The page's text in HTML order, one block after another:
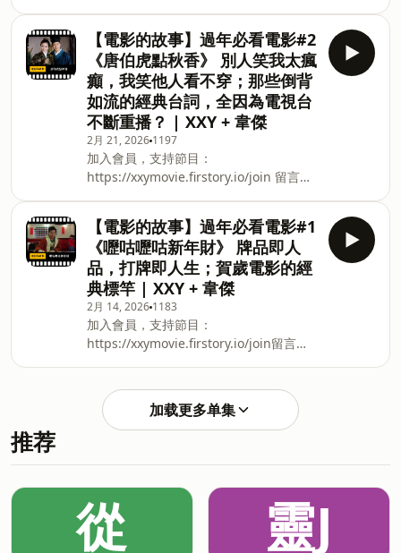
續；結果沒想到過完年之後，內克竟然也
很興奮傳LINE跟我說，《雙囍》好好看
啊！劈哩啪啦講了一堆。我就說，那乾脆
把這些腦袋裡的想法，留到我的節目上分
享，於是就有了這一集的內容。 由《孤
味》
過年必看電影#3 《九品芝麻官》 我只是
跟鄉民進來湊熱鬧的！怎麼就變迷因啦！
清朝的官場現形記，其實也是以古鑑今？
📣收看YouTube影像版本：
https://youtu.be/0FSZdIcL6PI 📣收聽
PODCAST聲音版本：
https://open.firstory.me/story/
歡迎來到【電影的故事】，一起聊聊那些
經典電影的幕前幕後故事。 由王晶導演，
周星馳、吳孟達、張敏、徐錦江等人主演
的《九品芝麻官》，正式名稱為《九品芝
麻官之白面包青天》，是以北宋著名的包
拯為基礎，描述清同治年間的包龍星原本
為地方小官，但為了洗刷一名女子的冤
獄，就算丟了官職也不惜一切代價翻案的
故事。事實上
【電影的故事】過年必看電影#2
《唐伯虎點秋香》 別人笑我太瘋
癲，我笑他人看不穿；那些倒背
如流的經典台詞，全因為電視台
不斷重播？ | XXY + 韋傑
2月 21, 2026 1197
加入會員，支持節目：
https://xxymovie.firstory.io/join 留言告
過年必看電影#2 《唐伯虎點秋香》 別人
笑我太瘋癲，我笑他人看不； 那些倒背如
流的經典台詞，全因為電視台不斷重播？
📣收看YouTube影像版本：
https://youtu.be/eWz1uk8Mb3Y 📣收聽
PODCAST聲音版本：
https://open.firstory.me/story/
歡迎來到【電影的故事】，一起聊聊那些
經典電影的幕前幕後故事。 若要說到周星
作品的導演是誰，可能就不是一般大眾那
麼熟悉。1993年上映的《唐伯虎點秋
【電影的故事】過年必看電影#1
《嚦咕嚦咕新年財》 牌品即人
品，打牌即人生；賀歲電影的經
典標竿 | XXY + 韋傑
2月 14, 2026 1183
加入會員，支持節目：
https://xxymovie.firstory.io/join留言告
品即人品，打牌即人生；賀歲電影的經典
標竿 📣收看YouTube影像版本：
歡迎來到【電影的故事】，一起聊聊那些
經典電影的幕前幕後故事。 由香港導演杜
琪峰、韋家輝所執導，劉德華、劉青雲、
加载更多单集
推荐
從 靈J